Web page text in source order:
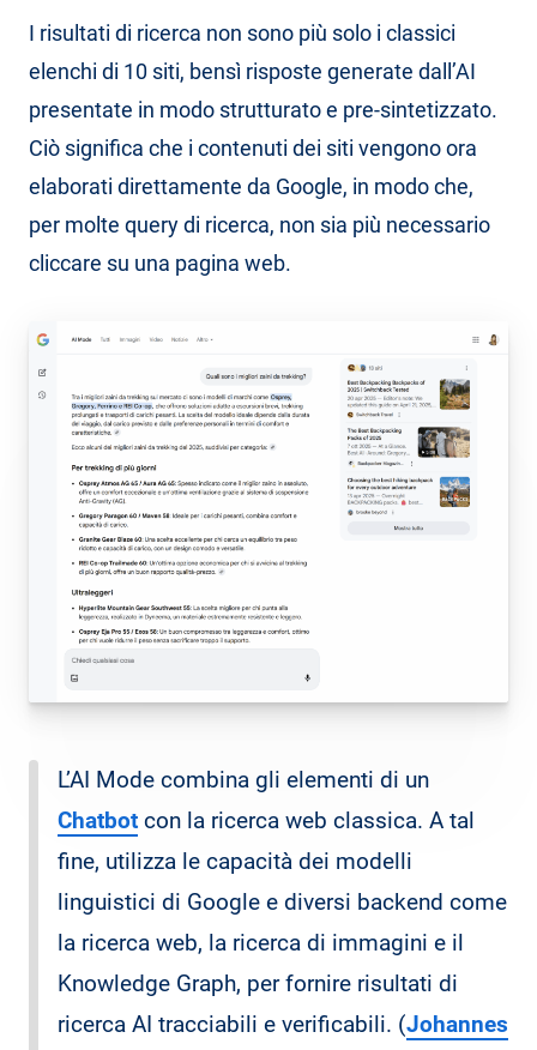
I risultati di ricerca non sono più solo i classici
elenchi di 10 siti, bensì risposte generate dall’AI
presentate in modo strutturato e pre-sintetizzato.
Ciò significa che i contenuti dei siti vengono ora
elaborati direttamente da Google, in modo che,
per molte query di ricerca, non sia più necessario
cliccare su una pagina web.
L’AI Mode combina gli elementi di un
Chatbot con la ricerca web classica. A tal
fine, utilizza le capacità dei modelli
linguistici di Google e diversi backend come
la ricerca web, la ricerca di immagini e il
Knowledge Graph, per fornire risultati di
ricerca AI tracciabili e verificabili. (Johannes